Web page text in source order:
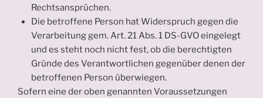
Rechtsansprüchen.
Die betroffene Person hat Widerspruch gegen die
Verarbeitung gem. Art. 21 Abs. 1 DS-GVO eingelegt
und es steht noch nicht fest, ob die berechtigten
Gründe des Verantwortlichen gegenüber denen der
betroffenen Person überwiegen.
Sofern eine der oben genannten Voraussetzungen